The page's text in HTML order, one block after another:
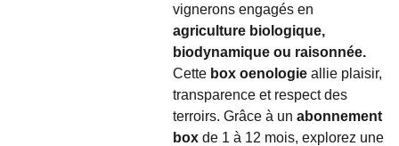
vignerons engagés en
agriculture biologique,
biodynamique ou raisonnée.
Cette box oenologie allie plaisir,
transparence et respect des
terroirs. Grâce à un abonnement
box de 1 à 12 mois, explorez une